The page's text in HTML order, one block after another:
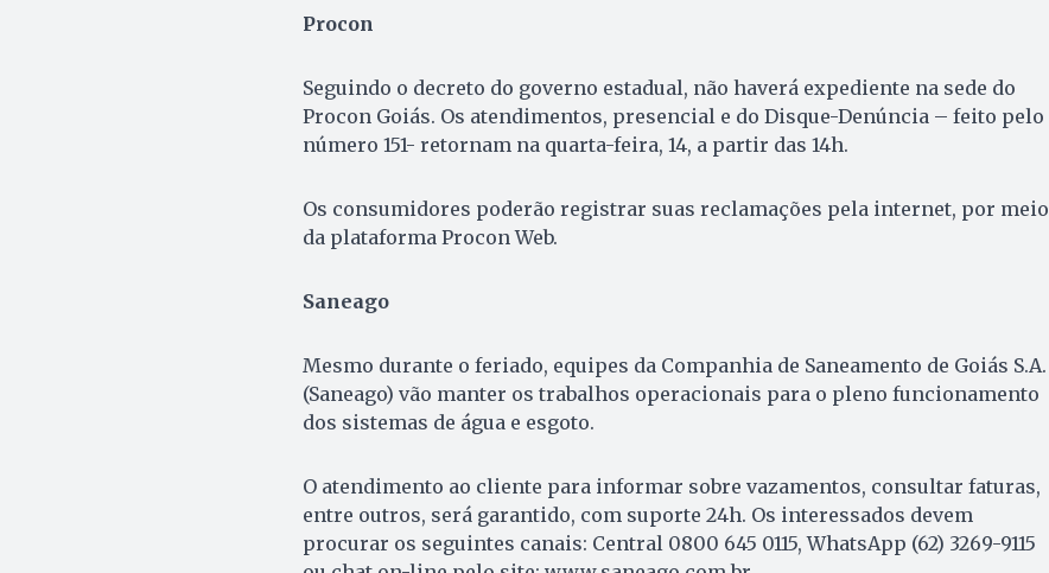
Procon
Seguindo o decreto do governo estadual, não haverá expediente na sede do
Procon Goiás. Os atendimentos, presencial e do Disque-Denúncia – feito pelo
número 151- retornam na quarta-feira, 14, a partir das 14h.
Os consumidores poderão registrar suas reclamações pela internet, por meio
da plataforma Procon Web.
Saneago
Mesmo durante o feriado, equipes da Companhia de Saneamento de Goiás S.A.
(Saneago) vão manter os trabalhos operacionais para o pleno funcionamento
dos sistemas de água e esgoto.
O atendimento ao cliente para informar sobre vazamentos, consultar faturas,
entre outros, será garantido, com suporte 24h. Os interessados devem
procurar os seguintes canais: Central 0800 645 0115, WhatsApp (62) 3269-9115